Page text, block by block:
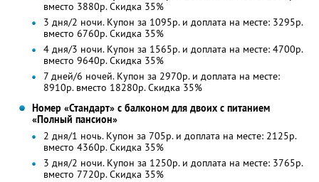
вместо 3880р.Скидка 35%
3 дня/2 ночи. Купон за 1095р. и доплата на месте: 3295р.
вместо 6760р.Скидка 35%
4 дня/3 ночи. Купон за 1565р. и доплата на месте: 4700р.
вместо 9640р.Скидка 35%
7 дней/6 ночей. Купон за 2970р. и доплата на месте:
8910р. вместо 18280р. Скидка 35%
Номер «Стандарт» с балконом для двоих с питанием
«Полный пансион»
2 дня/1 ночь. Купон за 705р. и доплата на месте: 2125р.
вместо 4360р.Скидка 35%
3 дня/2 ночи. Купон за 1250р. и доплата на месте: 3765р.
вместо 7720р.Скидка 35%